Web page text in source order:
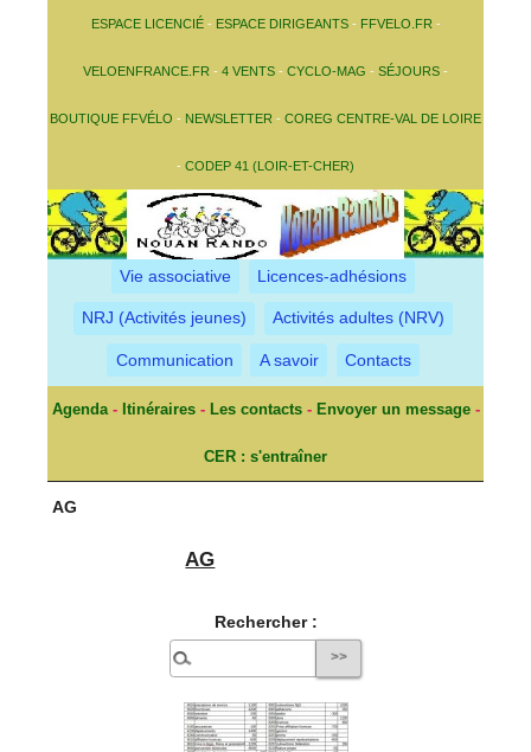
ESPACE LICENCIÉ- ESPACE DIRIGEANTS- FFVELO.FR -
VELOENFRANCE.FR - 4 VENTS - CYCLO-MAG - SÉJOURS -
BOUTIQUE FFVÉLO - NEWSLETTER - COREG CENTRE-VAL DE LOIRE
- CODEP 41 (LOIR-ET-CHER)
Vie associative Licences-adhésions
NRJ (Activités jeunes) Activités adultes (NRV)
Communication A savoir Contacts
Agenda- Itinéraires- Les contacts- Envoyer un message-
CER : s'entraîner
AG
AG
Rechercher :